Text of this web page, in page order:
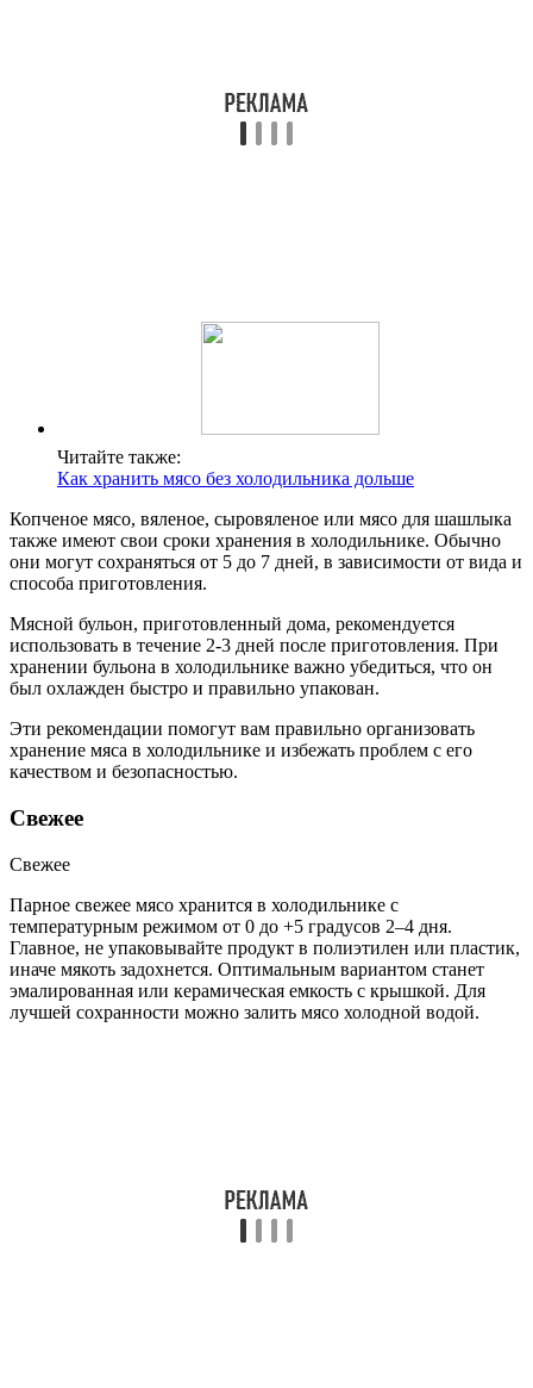
Читайте также:
Как хранить мясо без холодильника дольше
Копченое мясо, вяленое, сыровяленое или мясо для шашлыка
также имеют свои сроки хранения в холодильнике. Обычно
они могут сохраняться от 5 до 7 дней, в зависимости от вида и
способа приготовления.
Мясной бульон, приготовленный дома, рекомендуется
использовать в течение 2-3 дней после приготовления. При
хранении бульона в холодильнике важно убедиться, что он
был охлажден быстро и правильно упакован.
Эти рекомендации помогут вам правильно организовать
хранение мяса в холодильнике и избежать проблем с его
качеством и безопасностью.
Свежее
Свежее
Парное свежее мясо хранится в холодильнике с
температурным режимом от 0 до +5 градусов 2–4 дня.
Главное, не упаковывайте продукт в полиэтилен или пластик,
иначе мякоть задохнется. Оптимальным вариантом станет
эмалированная или керамическая емкость с крышкой. Для
лучшей сохранности можно залить мясо холодной водой.